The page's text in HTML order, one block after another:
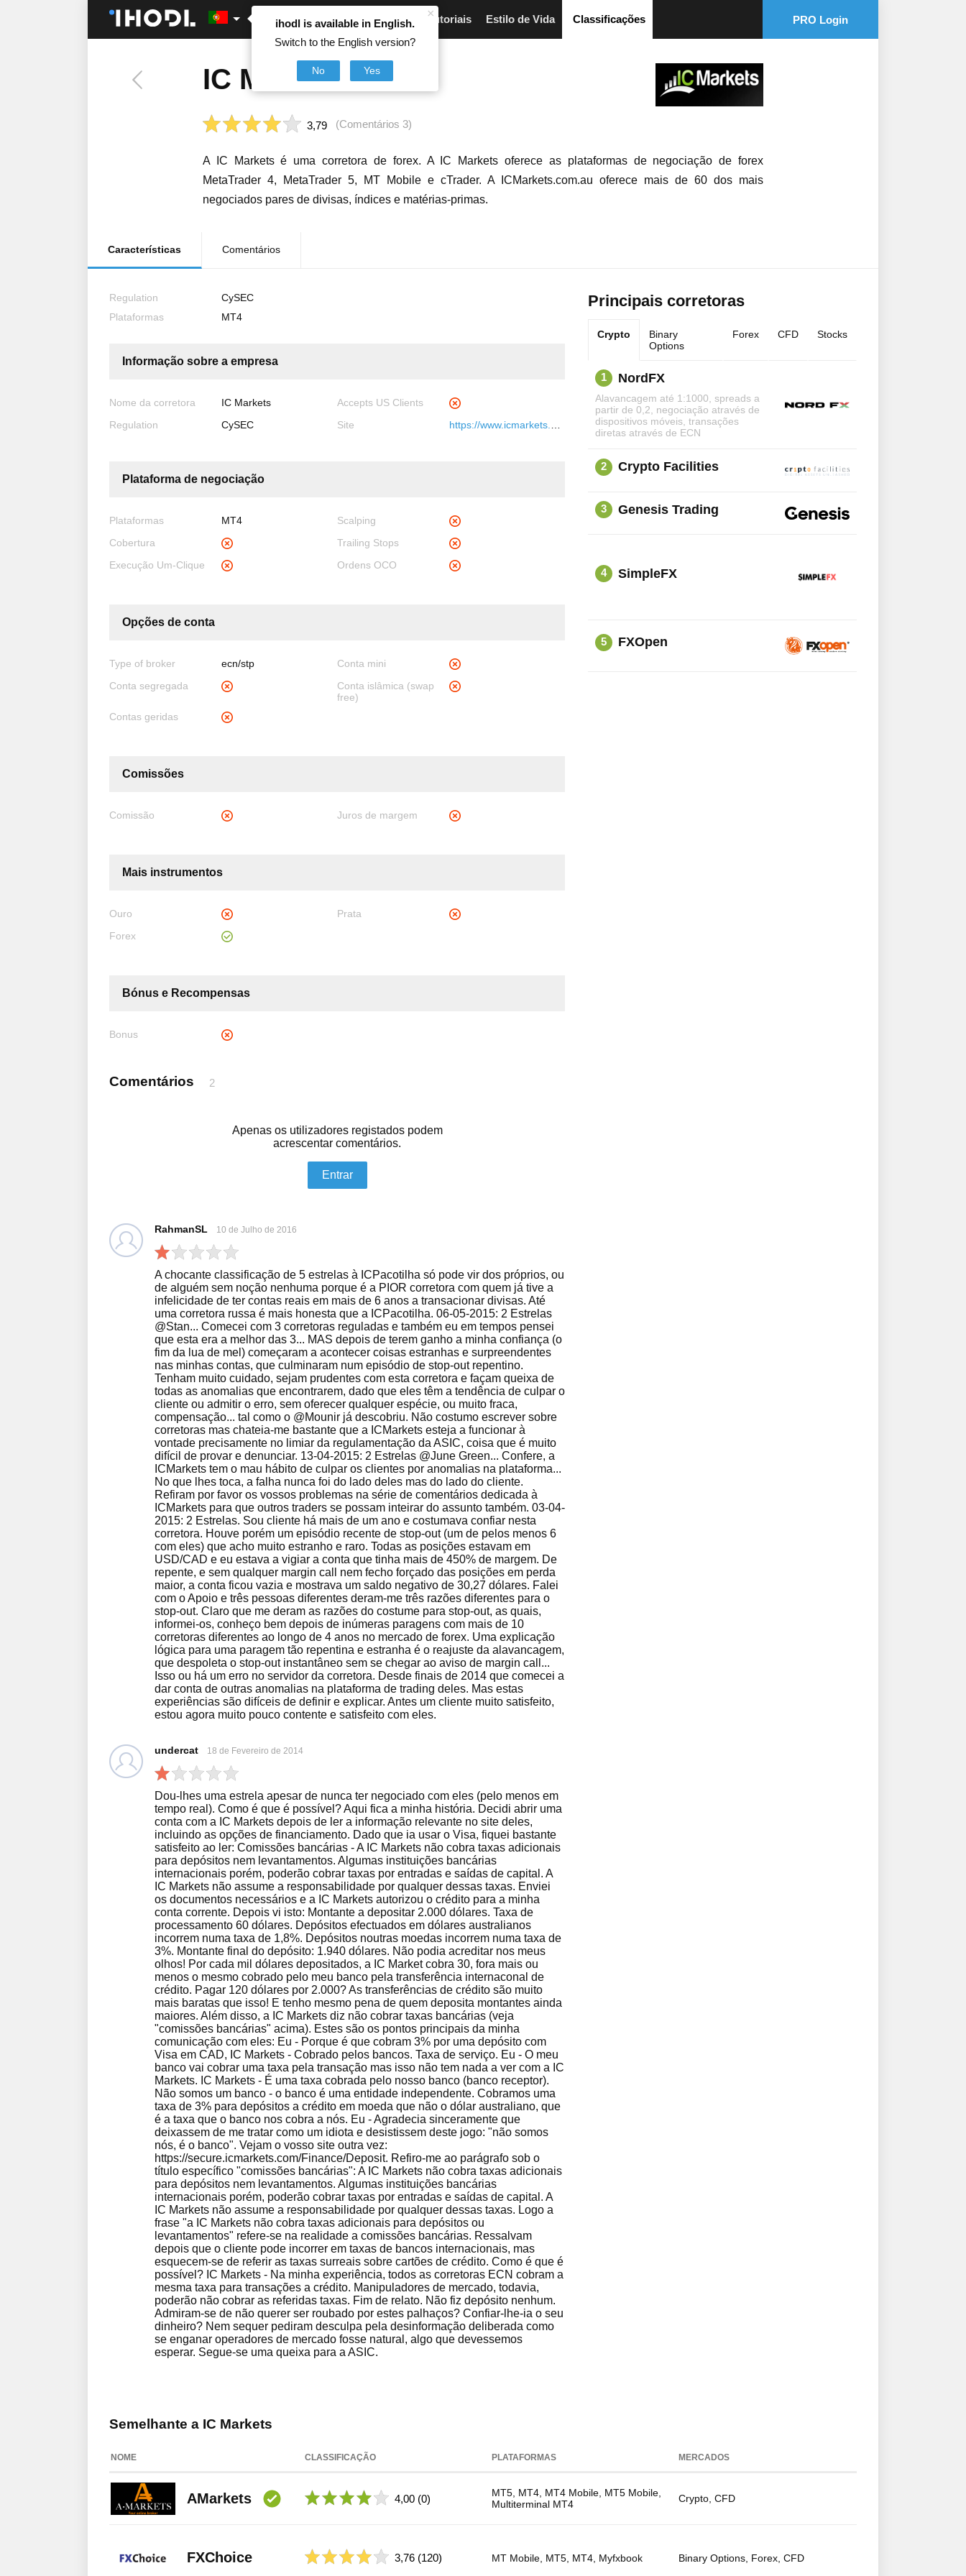
×
ihodl is available in English.
Switch to the English version?
No Yes
Artigos Breves Tutoriais Estilo de Vida Classificações PRO Login
IC Markets
3,79 (Comentários 3)
A IC Markets é uma corretora de forex. A IC Markets oferece as plataformas de negociação de forex
MetaTrader 4, MetaTrader 5, MT Mobile e cTrader. A ICMarkets.com.au oferece mais de 60 dos mais
negociados pares de divisas, índices e matérias-primas.
Características Comentários
Regulation
CySEC
Plataformas
MT4
Informação sobre a empresa
Nome da corretora IC Markets
Accepts US Clients
Regulation
CySEC Site
Plataforma de negociação
Plataformas MT4
Scalping
Cobertura
Trailing Stops
Execução Um-Clique
Ordens OCO
Opções de conta
Type of broker ecn/stp
Conta mini
Conta segregada
Conta islâmica (swap
free)
Contas geridas
Comissões
Comissão Juros de margem
Mais instrumentos
Ouro
Prata
Forex
Bónus e Recompensas
Bonus
Comentários 2
Apenas os utilizadores registados podem
acrescentar comentários.
Entrar
RahmanSL 10 de Julho de 2016
A chocante classificação de 5 estrelas à ICPacotilha só pode vir dos próprios, ou
de alguém sem noção nenhuma porque é a PIOR corretora com quem já tive a
infelicidade de ter contas reais em mais de 6 anos a transacionar divisas. Até
uma corretora russa é mais honesta que a ICPacotilha. 06-05-2015: 2 Estrelas
@Stan... Comecei com 3 corretoras reguladas e também eu em tempos pensei
que esta era a melhor das 3... MAS depois de terem ganho a minha confiança (o
fim da lua de mel) começaram a acontecer coisas estranhas e surpreendentes
nas minhas contas, que culminaram num episódio de stop-out repentino.
Tenham muito cuidado, sejam prudentes com esta corretora e façam queixa de
todas as anomalias que encontrarem, dado que eles têm a tendência de culpar o
cliente ou admitir o erro, sem oferecer qualquer espécie, ou muito fraca,
compensação... tal como o @Mounir já descobriu. Não costumo escrever sobre
corretoras mas chateia-me bastante que a ICMarkets esteja a funcionar à
vontade precisamente no limiar da regulamentação da ASIC, coisa que é muito
difícil de provar e denunciar. 13-04-2015: 2 Estrelas @June Green... Confere, a
ICMarkets tem o mau hábito de culpar os clientes por anomalias na plataforma...
No que lhes toca, a falha nunca foi do lado deles mas do lado do cliente.
Refiram por favor os vossos problemas na série de comentários dedicada à
ICMarkets para que outros traders se possam inteirar do assunto também. 03-04-
2015: 2 Estrelas. Sou cliente há mais de um ano e costumava confiar nesta
corretora. Houve porém um episódio recente de stop-out (um de pelos menos 6
com eles) que acho muito estranho e raro. Todas as posições estavam em
USD/CAD e eu estava a vigiar a conta que tinha mais de 450% de margem. De
repente, e sem qualquer margin call nem fecho forçado das posições em perda
maior, a conta ficou vazia e mostrava um saldo negativo de 30,27 dólares. Falei
com o Apoio e três pessoas diferentes deram-me três razões diferentes para o
stop-out. Claro que me deram as razões do costume para stop-out, as quais,
informei-os, conheço bem depois de inúmeras paragens com mais de 10
corretoras diferentes ao longo de 4 anos no mercado de forex. Uma explicação
lógica para uma paragem tão repentina e estranha é o reajuste da alavancagem,
que despoleta o stop-out instantâneo sem se chegar ao aviso de margin call...
Isso ou há um erro no servidor da corretora. Desde finais de 2014 que comecei a
dar conta de outras anomalias na plataforma de trading deles. Mas estas
experiências são difíceis de definir e explicar. Antes um cliente muito satisfeito,
estou agora muito pouco contente e satisfeito com eles.
undercat 18 de Fevereiro de 2014
Dou-lhes uma estrela apesar de nunca ter negociado com eles (pelo menos em
tempo real). Como é que é possível? Aqui fica a minha história. Decidi abrir uma
conta com a IC Markets depois de ler a informação relevante no site deles,
incluindo as opções de financiamento. Dado que ia usar o Visa, fiquei bastante
satisfeito ao ler: Comissões bancárias - A IC Markets não cobra taxas adicionais
para depósitos nem levantamentos. Algumas instituições bancárias
internacionais porém, poderão cobrar taxas por entradas e saídas de capital. A
IC Markets não assume a responsabilidade por qualquer dessas taxas. Enviei
os documentos necessários e a IC Markets autorizou o crédito para a minha
conta corrente. Depois vi isto: Montante a depositar 2.000 dólares. Taxa de
processamento 60 dólares. Depósitos efectuados em dólares australianos
incorrem numa taxa de 1,8%. Depósitos noutras moedas incorrem numa taxa de
3%. Montante final do depósito: 1.940 dólares. Não podia acreditar nos meus
olhos! Por cada mil dólares depositados, a IC Market cobra 30, fora mais ou
menos o mesmo cobrado pelo meu banco pela transferência internaconal de
crédito. Pagar 120 dólares por 2.000? As transferências de crédito são muito
mais baratas que isso! E tenho mesmo pena de quem deposita montantes ainda
maiores. Além disso, a IC Markets diz não cobrar taxas bancárias (veja
"comissões bancárias" acima). Estes são os pontos principais da minha
comunicação com eles: Eu - Porque é que cobram 3% por uma depósito com
Visa em CAD, IC Markets - Cobrado pelos bancos. Taxa de serviço. Eu - O meu
banco vai cobrar uma taxa pela transação mas isso não tem nada a ver com a IC
Markets. IC Markets - É uma taxa cobrada pelo nosso banco (banco receptor).
Não somos um banco - o banco é uma entidade independente. Cobramos uma
taxa de 3% para depósitos a crédito em moeda que não o dólar australiano, que
é a taxa que o banco nos cobra a nós. Eu - Agradecia sinceramente que
deixassem de me tratar como um idiota e desistissem deste jogo: "não somos
nós, é o banco". Vejam o vosso site outra vez:
https://secure.icmarkets.com/Finance/Deposit. Refiro-me ao parágrafo sob o
título específico "comissões bancárias": A IC Markets não cobra taxas adicionais
para depósitos nem levantamentos. Algumas instituições bancárias
internacionais porém, poderão cobrar taxas por entradas e saídas de capital. A
IC Markets não assume a responsabilidade por qualquer dessas taxas. Logo a
frase "a IC Markets não cobra taxas adicionais para depósitos ou
levantamentos" refere-se na realidade a comissões bancárias. Ressalvam
depois que o cliente pode incorrer em taxas de bancos internacionais, mas
esquecem-se de referir as taxas surreais sobre cartões de crédito. Como é que é
possível? IC Markets - Na minha experiência, todos as corretoras ECN cobram a
mesma taxa para transações a crédito. Manipuladores de mercado, todavia,
poderão não cobrar as referidas taxas. Fim de relato. Não fiz depósito nenhum.
Admiram-se de não querer ser roubado por estes palhaços? Confiar-lhe-ia o seu
dinheiro? Nem sequer pediram desculpa pela desinformação deliberada como
se enganar operadores de mercado fosse natural, algo que devessemos
esperar. Segue-se uma queixa para a ASIC.
Principais corretoras
Crypto
Binary
Options
Forex CFD Stocks
1 NordFX
Alavancagem até 1:1000, spreads a
partir de 0,2, negociação através de
dispositivos móveis, transações
diretas através de ECN
2 Crypto Facilities
3 Genesis Trading
4 SimpleFX
5 FXOpen
Semelhante a IC Markets
NOME CLASSIFICAÇÃO PLATAFORMAS MERCADOS
AMarkets 4,00 (0)
MT5, MT4, MT4 Mobile, MT5 Mobile,
Multiterminal MT4
Crypto, CFD
FXChoice 3,76 (120) MT Mobile, MT5, MT4, Myfxbook Binary Options, Forex, CFD